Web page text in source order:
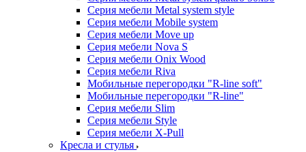
Серия мебели Metal system style
Серия мебели Mobile system
Серия мебели Move up
Серия мебели Nova S
Серия мебели Onix Wood
Серия мебели Riva
Мобильные перегородки "R-line soft"
Мобильные перегородки "R-line"
Серия мебели Slim
Серия мебели Style
Серия мебели X-Pull
Кресла и стулья